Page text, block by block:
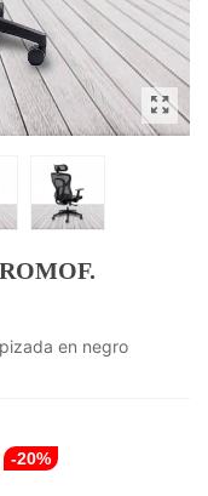
en negro
-20%